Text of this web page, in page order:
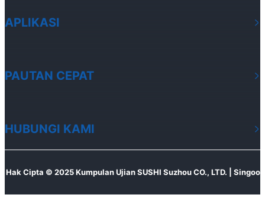
APLIKASI
PAUTAN CEPAT
HUBUNGI KAMI
Hak Cipta © 2025 Kumpulan Ujian SUSHI Suzhou CO., LTD. | Singoo